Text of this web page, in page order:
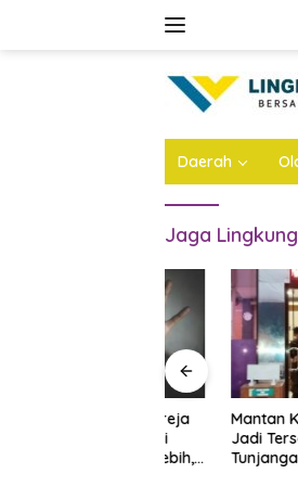
Daerah
Jaga
Mantan Ketua
Jadi Tersangka
Tunjangan